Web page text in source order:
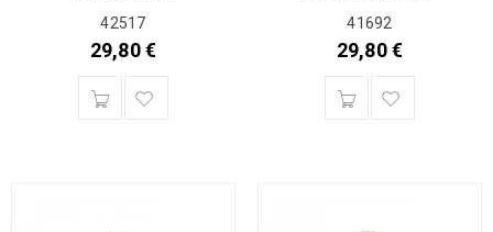
42517
29,80€
41692
29,80€